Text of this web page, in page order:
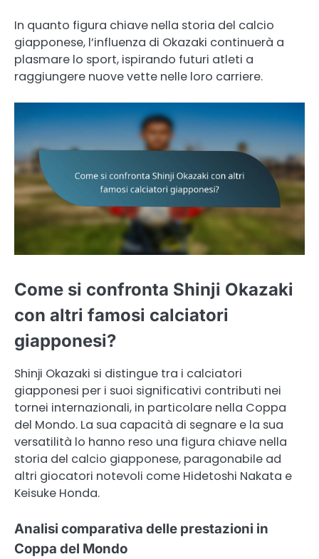
In quanto figura chiave nella storia del calcio
giapponese, l’influenza di Okazaki continuerà a
plasmare lo sport, ispirando futuri atleti a
raggiungere nuove vette nelle loro carriere.
Come si confronta Shinji Okazaki
con altri famosi calciatori
giapponesi?
Shinji Okazaki si distingue tra i calciatori
giapponesi per i suoi significativi contributi nei
tornei internazionali, in particolare nella Coppa
del Mondo. La sua capacità di segnare e la sua
versatilità lo hanno reso una figura chiave nella
storia del calcio giapponese, paragonabile ad
altri giocatori notevoli come Hidetoshi Nakata e
Keisuke Honda.
Analisi comparativa delle prestazioni in
Coppa del Mondo